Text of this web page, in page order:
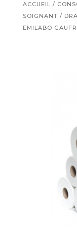
ACCUEIL /
SOIGNANT /
EMILABO